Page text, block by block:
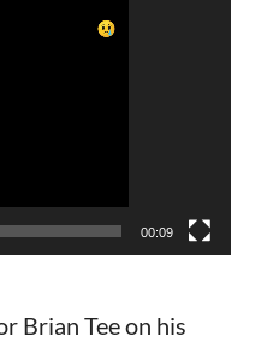
00:09
Brian Tee on his